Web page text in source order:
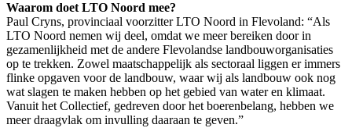
Waarom doet LTO Noord mee?
Paul Cryns, provinciaal voorzitter LTO Noord in Flevoland: “Als
LTO Noord nemen wij deel, omdat we meer bereiken door in
gezamenlijkheid met de andere Flevolandse landbouworganisaties
op te trekken. Zowel maatschappelijk als sectoraal liggen er immers
flinke opgaven voor de landbouw, waar wij als landbouw ook nog
wat slagen te maken hebben op het gebied van water en klimaat.
Vanuit het Collectief, gedreven door het boerenbelang, hebben we
meer draagvlak om invulling daaraan te geven.”